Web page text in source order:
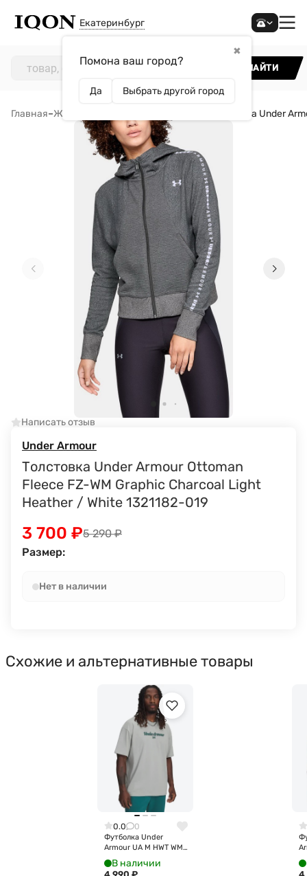
Екатеринбург
✖
Помона ваш город?
Да Выбрать другой город
НАЙТИ
Главная–Женщинам Толстовка Under
Написать отзыв
Under Armour
Толстовка Under Armour Ottoman
Fleece FZ-WM Graphic Charcoal Light
Heather / White 1321182-019
5 290₽
3 700 ₽
Размер:
Нет в наличии
Схожие и альтернативные товары
0.0 0
Футболка Under
Armour UA M HWT WM
SS 6009266-069
В наличии